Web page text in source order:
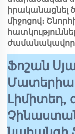
իրականացնել
միջոցով։
ժամանակավոր
Ֆոշան
Լիմիտեդ,